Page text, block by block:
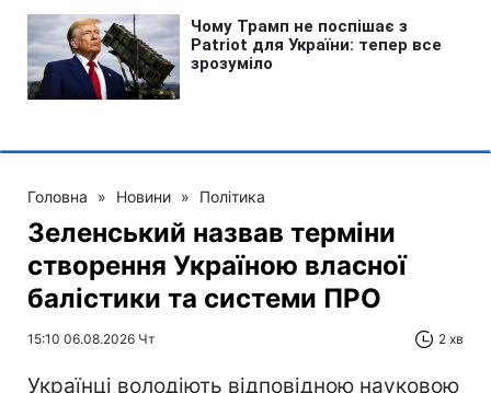
Головна » Новини » Політика
Зеленський назвав терміни
створення Україною власної
балістики та системи ПРО
15:10 06.08.2026 Чт 2 хв
Українці володіють відповідною науковою